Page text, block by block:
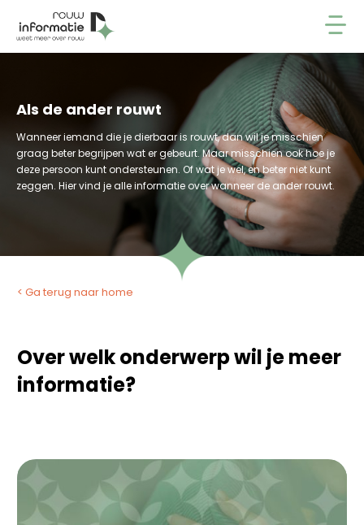
Als de ander rouwt
Wanneer iemand die je dierbaar is rouwt, dan wil je misschien
graag beter begrijpen wat er gebeurt. Maar misschien ook hoe je
deze persoon kunt ondersteunen. Of wat je wel, en beter niet kunt
zeggen. Hier vind je alle informatie over wanneer de ander rouwt.
< Ga terug naar home
Over welk onderwerp wil je meer
informatie?